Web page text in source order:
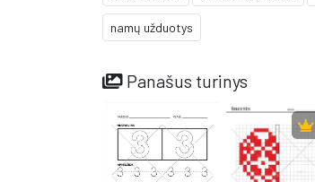
namų užduotys
Panašus turinys